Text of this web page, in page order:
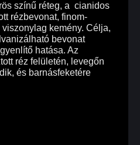
színű réteg, a cianidos
rézbevonat, finom-
kemény. Célja,
bevonat
hatása. Az
réz felületén, levegőn
és barnásfeketére